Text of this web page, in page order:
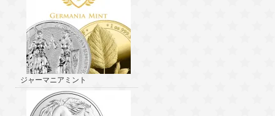
ジャーマニアミント